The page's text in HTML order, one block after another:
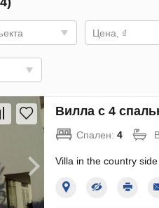
Цена, ₫
Вилла с 4
Спален: 4
Villa in the country